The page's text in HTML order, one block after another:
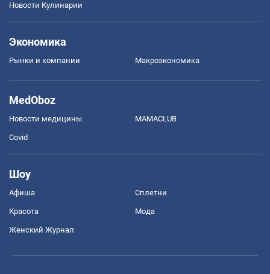
Новости Кулинарии
Экономика
Рынки и компании Mакроэкономика
MedOboz
Новости медицины MAMACLUB
Covid
Шоу
Афиша Сплетни
Красота Мода
Женский Журнал